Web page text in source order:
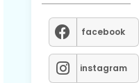
facebook
instagram